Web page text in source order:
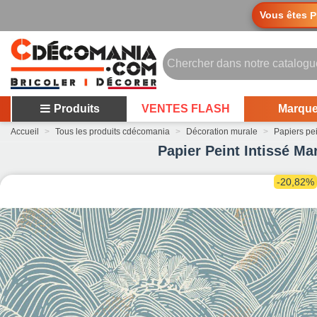
Vous êtes
Produits VENTES FLASH
Accueil > Tous les produits cdécomania > Décoration murale > Papiers
Papier Peint Intissé
-20,82%